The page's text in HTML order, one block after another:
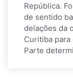
República.
de sentido
delações da
Curitiba
Parte